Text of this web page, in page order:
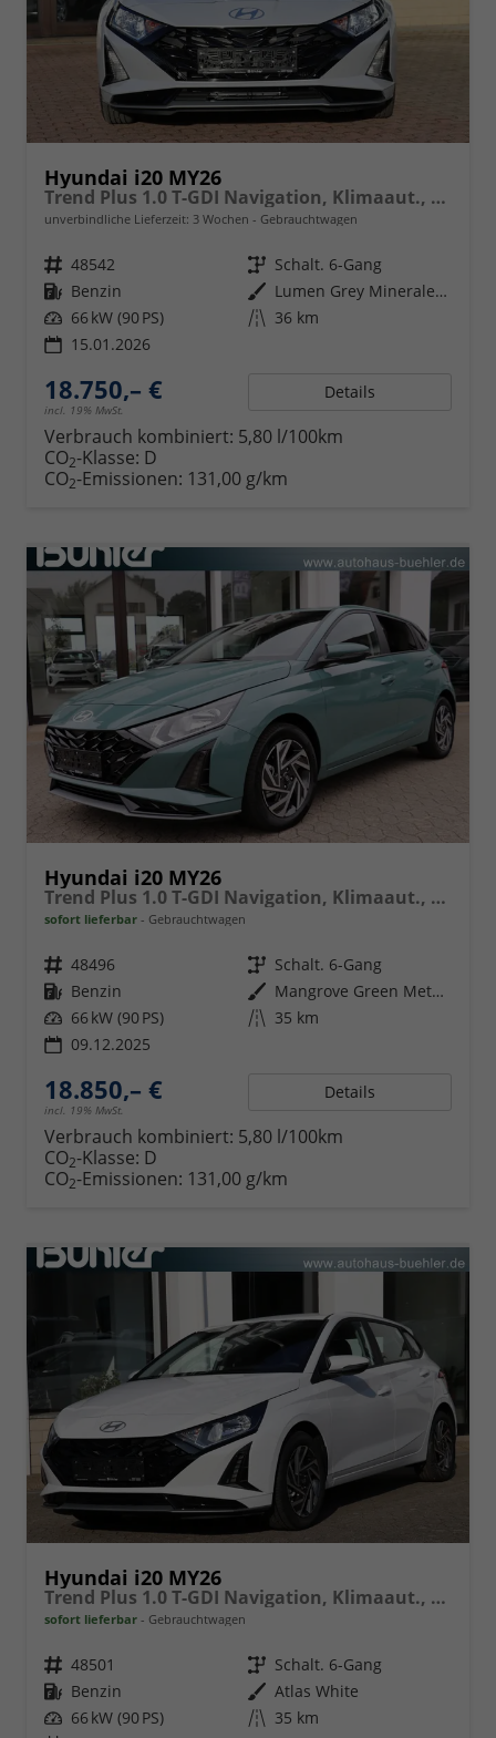
Hyundai i20 MY26
Trend Plus 1.0 T-GDI Navigation, Klimaaut., Sitzheizung
unverbindliche Lieferzeit: 3 Wochen Gebrauchtwagen
Fahrzeugnr. 48542 Getriebe Schalt. 6-Gang
Kraftstoff Benzin Außenfarbe
Lumen Grey Mineraleffekt
Leistung 66 kW (90 PS) Kilometerstand 36 km
15.01.2026
18.750,– €
incl. 19% MwSt.
Details
Verbrauch kombiniert: 5,80 l/100km
CO2-Klasse: D
CO2-Emissionen: 131,00 g/km
Hyundai i20 MY26
Trend Plus 1.0 T-GDI Navigation, Klimaaut., Sitzheizung
sofort lieferbar Gebrauchtwagen
Fahrzeugnr. 48496 Getriebe Schalt. 6-Gang
Kraftstoff Benzin Außenfarbe
Mangrove Green Metallic
Leistung 66 kW (90 PS) Kilometerstand 35 km
09.12.2025
18.850,– €
incl. 19% MwSt.
Details
Verbrauch kombiniert: 5,80 l/100km
CO2-Klasse: D
CO2-Emissionen: 131,00 g/km
Hyundai i20 MY26
Trend Plus 1.0 T-GDI Navigation, Klimaaut., Sitzheizung
sofort lieferbar Gebrauchtwagen
Fahrzeugnr. 48501 Getriebe Schalt. 6-Gang
Kraftstoff Benzin Außenfarbe Atlas White
Leistung 66 kW (90 PS) Kilometerstand 35 km